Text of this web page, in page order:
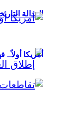
العدالة
أمريكا